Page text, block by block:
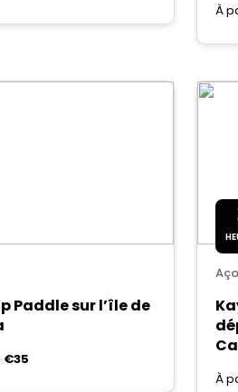
À
Paddle sur l’île de
€35
À